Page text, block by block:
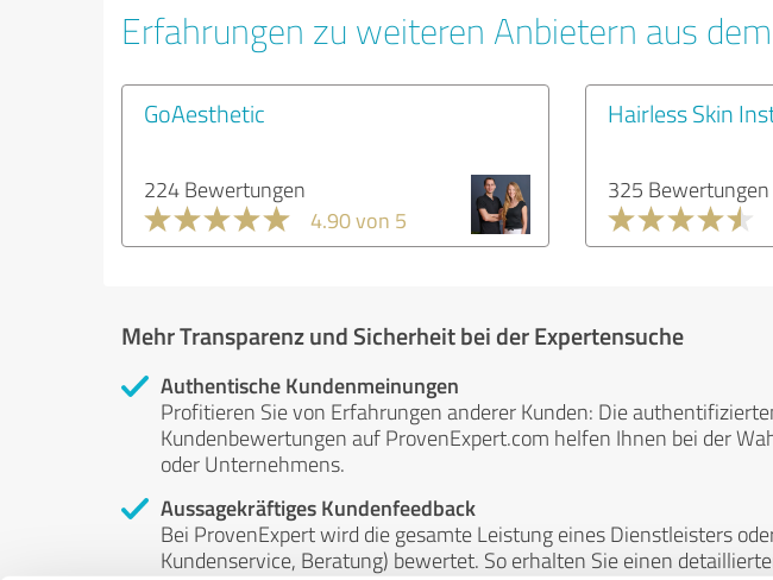
Erfahrungen zu weiteren Anbietern aus
GoAesthetic
224 Bewertungen
4.90 von 5
Hairless Skin
325 Bewertungen
Mehr Transparenz und Sicherheit bei der Expertensuche
Authentische Kundenmeinungen
Profitieren Sie von Erfahrungen anderer Kunden: Die
Kundenbewertungen auf ProvenExpert.com helfen Ihnen bei der
oder Unternehmens.
Aussagekräftiges Kundenfeedback
Bei ProvenExpert wird die gesamte Leistung eines Dienstleisters
Kundenservice, Beratung) bewertet. So erhalten Sie einen